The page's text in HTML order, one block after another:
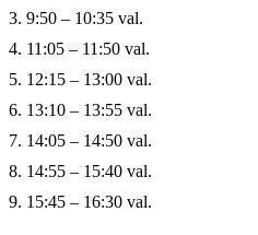
3. 9:50 – 10:35 val.
4. 11:05 – 11:50 val.
5. 12:15 – 13:00 val.
6. 13:10 – 13:55 val.
7. 14:05 – 14:50 val.
8. 14:55 – 15:40 val.
9. 15:45 – 16:30 val.